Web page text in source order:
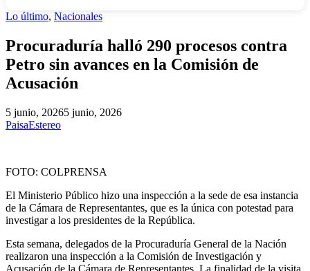
Lo último, Nacionales
Procuraduría halló 290 procesos contra
Petro sin avances en la Comisión de
Acusación
5 junio, 20265 junio, 2026
PaisaEstereo
FOTO: COLPRENSA
El Ministerio Público hizo una inspección a la sede de esa instancia
de la Cámara de Representantes, que es la única con potestad para
investigar a los presidentes de la República.
Esta semana, delegados de la Procuraduría General de la Nación
realizaron una inspección a la Comisión de Investigación y
Acusación de la Cámara de Representantes. La finalidad de la visita